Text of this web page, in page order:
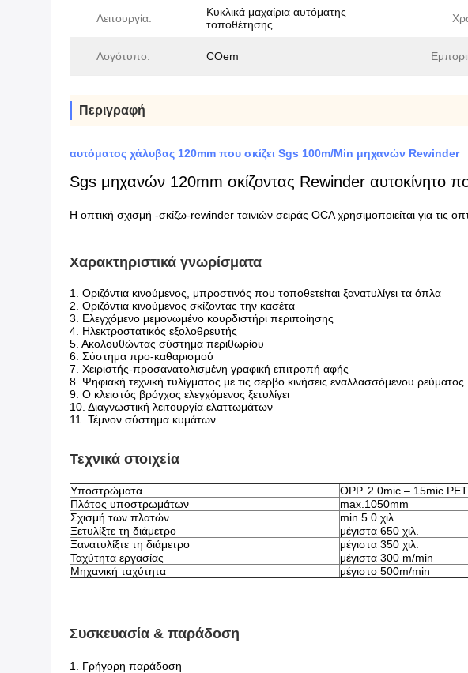
Λειτουργία:
Κυκλικά μαχαίρια αυτόματης
τοποθέτησης
Λογότυπο: COem
Περιγραφή
αυτόματος χάλυβας 120mm που σκίζει Sgs 100m/Min μηχανών Rewinder
Sgs μηχανών 120mm σκίζοντας Rewinder αυτοκίνητο
Η οπτική σχισμή -σκίζω-rewinder ταινιών σειράς OCA χρησιμοποιείται για τις
Χαρακτηριστικά γνωρίσματα
1. Οριζόντια κινούμενος, μπροστινός που τοποθετείται ξανατυλίγει τα όπλα
2. Οριζόντια κινούμενος σκίζοντας την κασέτα
3. Ελεγχόμενο μεμονωμένο κουρδιστήρι περιποίησης
4. Ηλεκτροστατικός εξολοθρευτής
5. Ακολουθώντας σύστημα περιθωρίου
6. Σύστημα προ-καθαρισμού
7. Χειριστής-προσανατολισμένη γραφική επιτροπή αφής
8. Ψηφιακή τεχνική τυλίγματος με τις σερβο κινήσεις εναλλασσόμενου ρεύματος
9. Ο κλειστός βρόγχος ελεγχόμενος ξετυλίγει
10. Διαγνωστική λειτουργία ελαττωμάτων
11. Τέμνον σύστημα κυμάτων
Τεχνικά στοιχεία
Υποστρώματα
OPP. 2.0mic – 15mic
Πλάτος υποστρωμάτων
max.1050mm
Σχισμή των πλατών
min.5.0 χιλ.
Ξετυλίξτε τη διάμετρο
μέγιστα 650 χιλ.
Ξανατυλίξτε τη διάμετρο
μέγιστα 350 χιλ.
Ταχύτητα εργασίας
μέγιστα 300 m/min
Μηχανική ταχύτητα
μέγιστο 500m/min
Συσκευασία & παράδοση
1. Γρήγορη παράδοση